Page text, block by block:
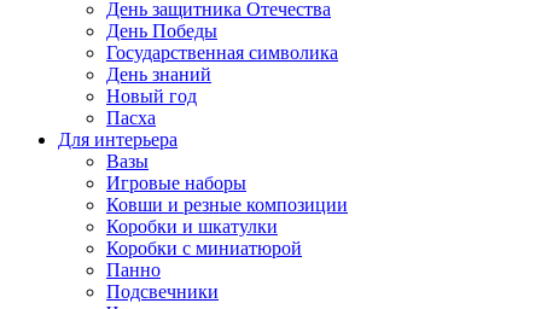
День защитника Отечества
День Победы
Государственная символика
День знаний
Новый год
Пасха
Для интерьера
Вазы
Игровые наборы
Ковши и резные композиции
Коробки и шкатулки
Коробки с миниатюрой
Панно
Подсвечники